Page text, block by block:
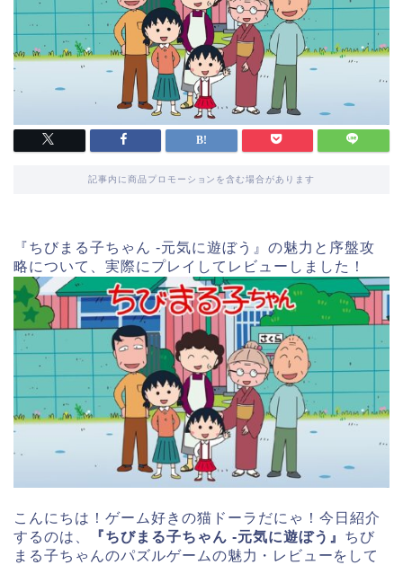
記事内に商品プロモーションを含む場合があります
『ちびまる子ちゃん -元気に遊ぼう』の魅力と序盤攻
略について、実際にプレイしてレビューしました！
こんにちは！ゲーム好きの猫ドーラだにゃ！今日紹介
するのは、
『ちびまる子ちゃん -元気に遊ぼう』 ちび
まる子ちゃんのパズルゲームの魅力・レビューをして